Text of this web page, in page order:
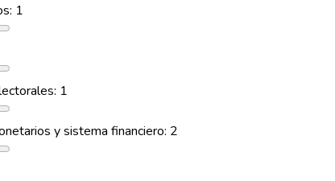
1
1
y sistema financiero: 2